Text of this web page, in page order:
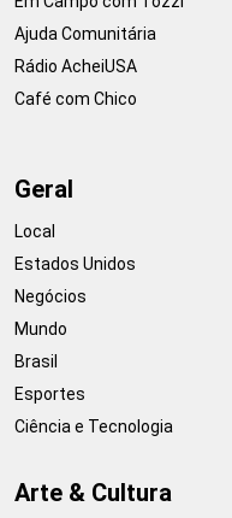
Ajuda Comunitária
Rádio AcheiUSA
Café com Chico
Geral
Local
Estados Unidos
Negócios
Mundo
Brasil
Esportes
Ciência e Tecnologia
Arte & Cultura